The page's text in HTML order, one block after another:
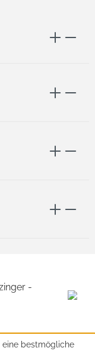
-
eine bestmögliche